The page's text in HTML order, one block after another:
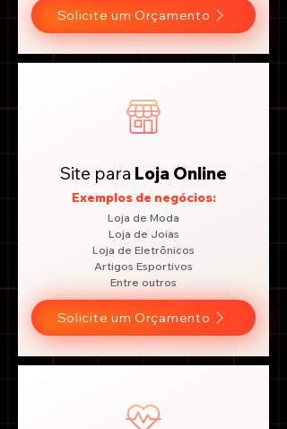
Solicite um Orçamento
Site para Loja Online
Exemplos de negócios:
Loja de Moda
Loja de Joias
Loja de Eletrônicos
Artigos Esportivos
Entre outros
Solicite um Orçamento